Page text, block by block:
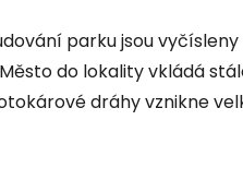
parku jsou
do lokality vkládá
dráhy vznikne